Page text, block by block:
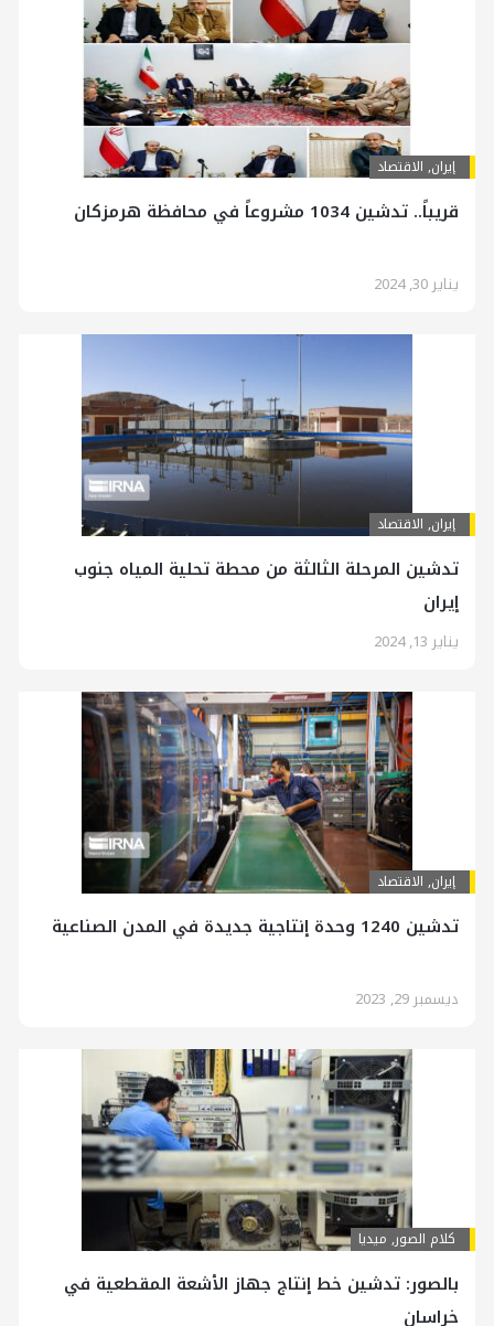
إيران, الاقتصاد
قريباً.. تدشين 1034 مشروعاً في محافظة هرمزكان
يناير 30, 2024
إيران, الاقتصاد
تدشين المرحلة الثالثة من محطة تحلية المياه جنوب
إيران
يناير 13, 2024
إيران, الاقتصاد
تدشين 1240 وحدة إنتاجية جديدة في المدن الصناعية
ديسمبر 29, 2023
کلام الصور, ميديا
بالصور: تدشين خط إنتاج جهاز الأشعة المقطعية في
خراسان